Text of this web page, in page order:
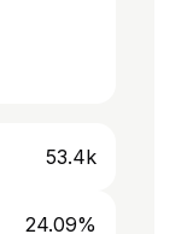
53.4k
24.09%